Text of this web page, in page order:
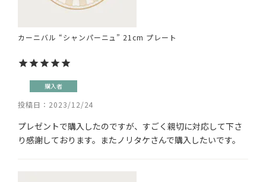
カーニバル “シャンパーニュ” 21cm プレート
購入者
投稿日 2023/12/24
プレゼントで購入したのですが、すごく親切に対応して下さ
り感謝しております。またノリタケさんで購入したいです。